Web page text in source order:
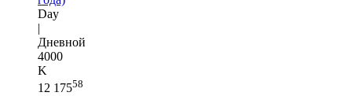
Day
|
Дневной
4000
K
12 17558